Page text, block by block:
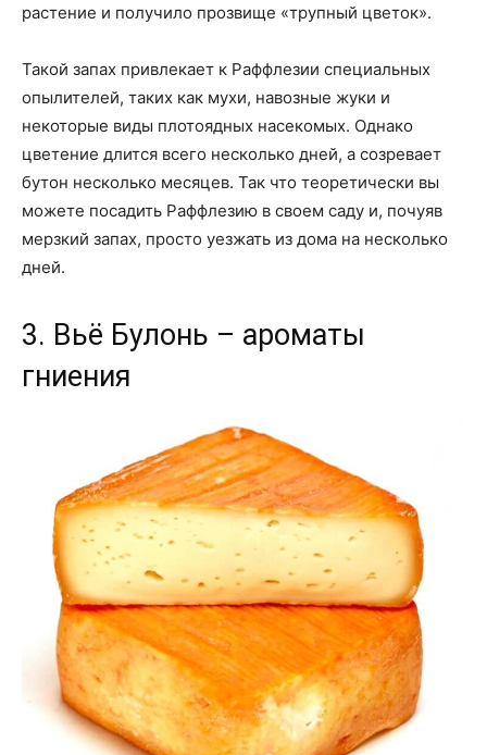
растение и получило прозвище «трупный цветок».
Такой запах привлекает к Раффлезии специальных
опылителей, таких как мухи, навозные жуки и
некоторые виды плотоядных насекомых. Однако
цветение длится всего несколько дней, а созревает
бутон несколько месяцев. Так что теоретически вы
можете посадить Раффлезию в своем саду и, почуяв
мерзкий запах, просто уезжать из дома на несколько
дней.
3. Вьё Булонь – ароматы
гниения